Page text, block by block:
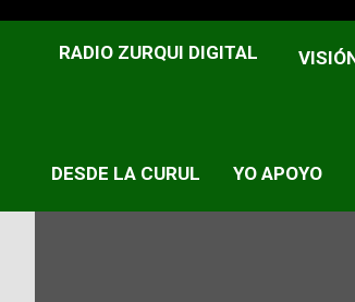
RADIO ZURQUI DIGITAL
DESDE LA CURUL YO APOYO
Home Desde La Curul Chavismo